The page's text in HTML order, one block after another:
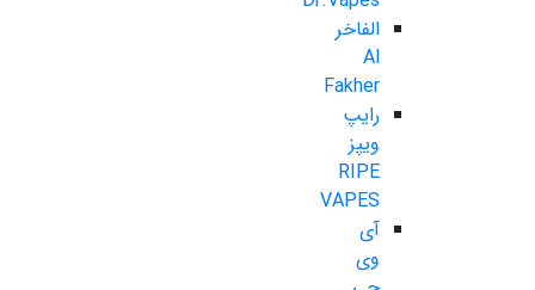
الفاخر
Al
Fakher
رایپ
ویپز
RIPE
VAPES
آی
وی